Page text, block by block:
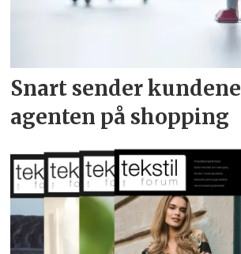
Snart sender kundene
agenten på shopping